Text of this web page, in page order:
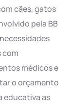
cães, gatos
pela BB
com
médicos e
o orçamento
educativa as